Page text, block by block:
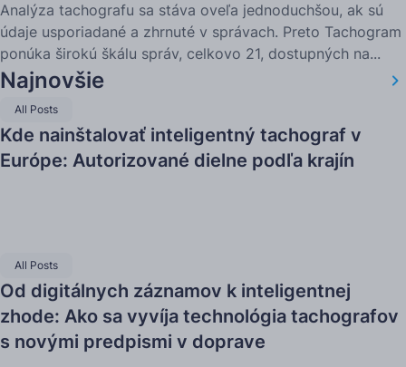
Analýza tachografu sa stáva oveľa jednoduchšou, ak sú
údaje usporiadané a zhrnuté v správach. Preto Tachogram
ponúka širokú škálu správ, celkovo 21, dostupných na...
Najnovšie
All Posts
Kde nainštalovať inteligentný tachograf v
Európe: Autorizované dielne podľa krajín
All Posts
Od digitálnych záznamov k inteligentnej
zhode: Ako sa vyvíja technológia tachografov
s novými predpismi v doprave